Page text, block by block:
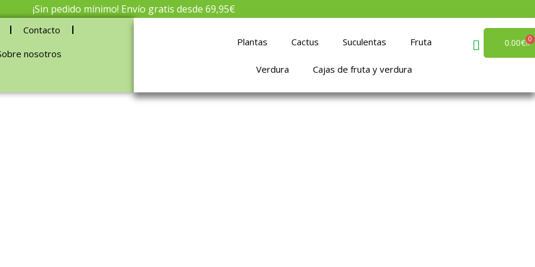
¡Sin pedido mínimo! Envío gratis desde 69,95€
Contacto
nosotros
Plantas Cactus Suculentas Fruta
Verdura Cajas de fruta y verdura
0.00€ 0